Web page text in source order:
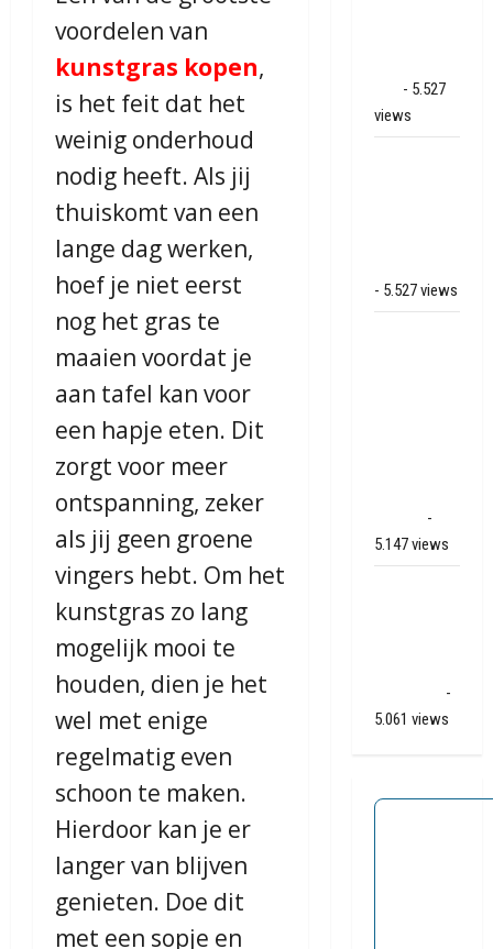
voordelen van
kunstgras kopen,
is het feit dat het
weinig onderhoud
nodig heeft. Als jij
thuiskomt van een
lange dag werken,
hoef je niet eerst
nog het gras te
maaien voordat je
aan tafel kan voor
een hapje eten. Dit
zorgt voor meer
ontspanning, zeker
als jij geen groene
vingers hebt. Om het
kunstgras zo lang
mogelijk mooi te
houden, dien je het
wel met enige
regelmatig even
schoon te maken.
Hierdoor kan je er
langer van blijven
genieten. Doe dit
met een sopje en
- 5.527
views
- 5.527 views
-
5.147 views
-
5.061 views